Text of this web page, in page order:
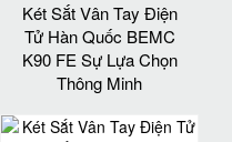
Két Sắt Vân Tay Điện
Tử Hàn Quốc BEMC
K90 FE Sự Lựa Chọn
Thông Minh